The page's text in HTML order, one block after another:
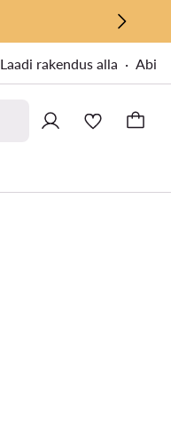
Laadi rakendus alla Abi